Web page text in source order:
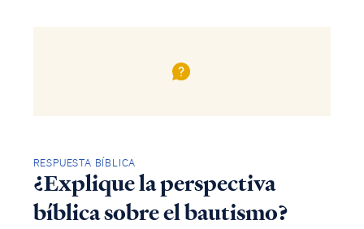
RESPUESTA BÍBLICA
¿Explique la perspectiva
bíblica sobre el bautismo?